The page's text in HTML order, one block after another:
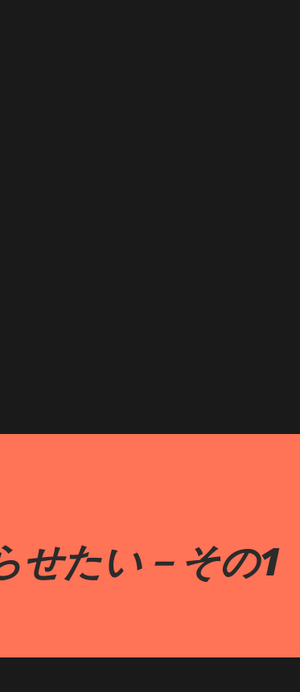
せたい－その1